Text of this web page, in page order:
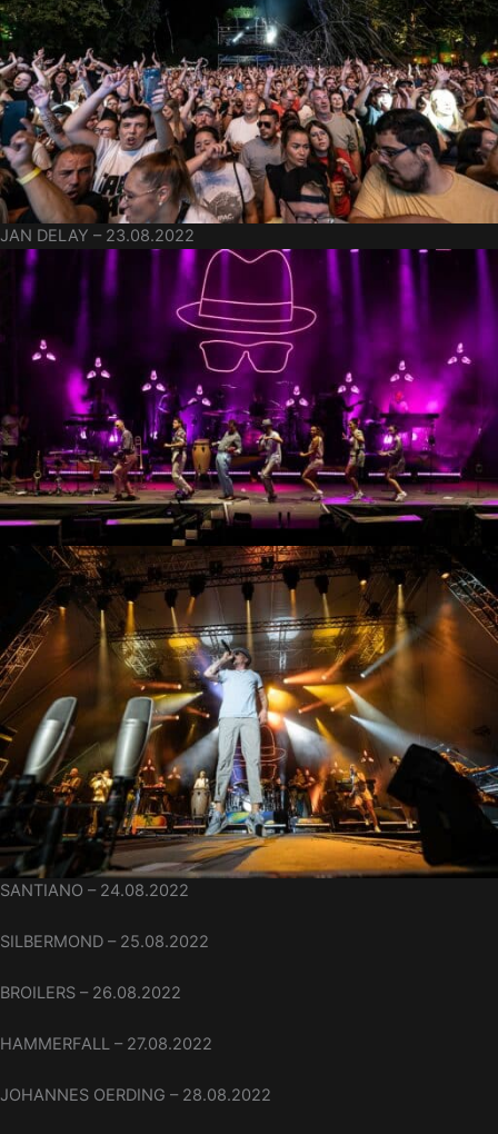
JAN DELAY – 23.08.2022
SANTIANO – 24.08.2022
SILBERMOND – 25.08.2022
BROILERS – 26.08.2022
HAMMERFALL – 27.08.2022
JOHANNES OERDING – 28.08.2022